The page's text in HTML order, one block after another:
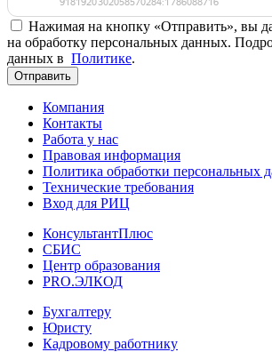
Нажимая на кнопку «Отправить», вы
на обработку персональных данных.
данных в Политике.
Отправить
Компания
Контакты
Работа у нас
Правовая информация
Политика обработки персональных
Технические требования
Вход для РИЦ
КонсультантПлюс
СБИС
Центр образования
PRO.ЭЛКОД
Бухгалтеру
Юристу
Кадровому работнику